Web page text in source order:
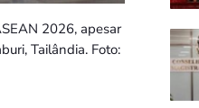
2026, apesar
Tailândia. Foto: